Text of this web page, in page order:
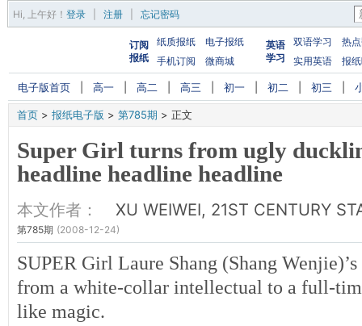
Hi, 上午好 ！ 登录 注册 忘记密码
订阅
报纸
纸质报纸
电子报纸
手机订阅
微商城
英语
学习
双语学习
热
实用英语
报
电子版首页 高一 高二 高三 初一 初二 初三
首页 > 报纸电子版 > 第785期 > 正文
Super Girl turns from ugly
headline headline headline
本文作者： XU WEIWEI, 21ST CENTURY
第785期 (2008-12-24)
SUPER Girl Laure Shang (Shang
from a white-collar intellectual to a full-
like magic.